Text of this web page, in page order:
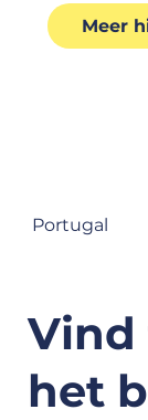
Meer
Portugal
Vind
het